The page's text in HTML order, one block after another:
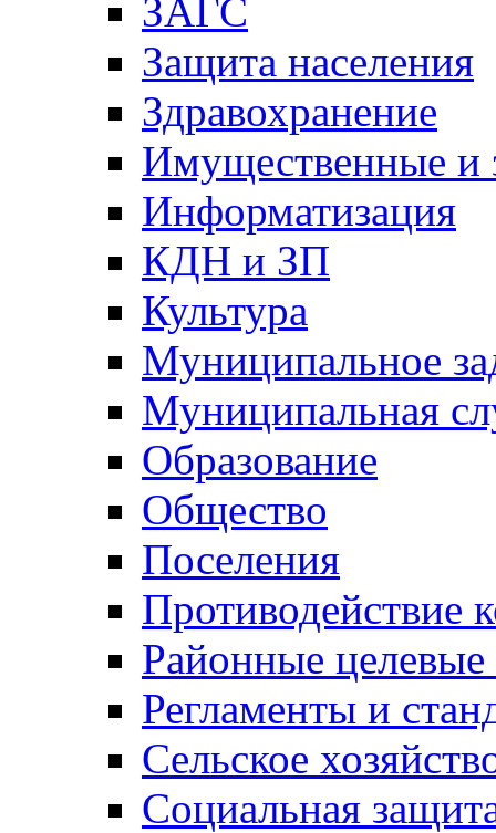
ЗАГС
Защита населения
Здравохранение
Имущественные и
Информатизация
КДН и ЗП
Культура
Муниципальное
Муниципальная
Образование
Общество
Поселения
Противодействие
Районные
Регламенты и
Сельское
Социальная